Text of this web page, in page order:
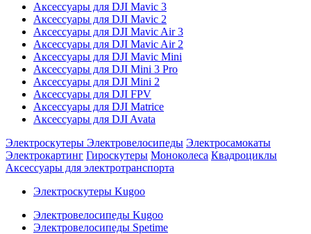
Аксессуары для DJI Mavic 3
Аксессуары для DJI Mavic 2
Аксессуары для DJI Mavic Air 3
Аксессуары для DJI Mavic Air 2
Аксессуары для DJI Mavic Mini
Аксессуары для DJI Mini 3 Pro
Аксессуары для DJI Mini 2
Аксессуары для DJI FPV
Аксессуары для DJI Matrice
Аксессуары для DJI Avata
Электроскутеры Электровелосипеды Электросамокаты
Электрокартинг Гироскутеры Моноколеса Квадроциклы
Аксессуары для электротранспорта
Электроскутеры Kugoo
Электровелосипеды Kugoo
Электровелосипеды Spetime